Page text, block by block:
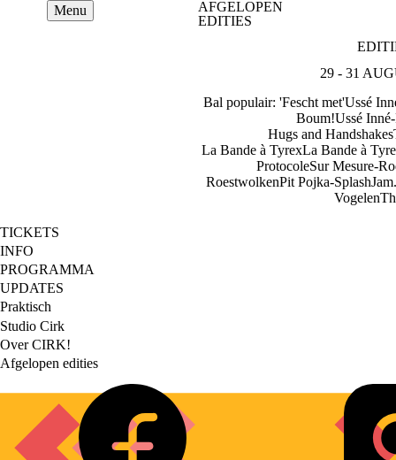
OverslaanMenu
AFGELOPEN
EDITIES
29 - 31
Bal populair: 'Fescht met'Ussé
Boum!Ussé Inné-
Hugs and Handshakes
La Bande à TyrexLa Bande à
ProtocoleSur Mesure-
RoestwolkenPit Pojka-Splash
Vogelen
Footer
main
TICKETS
INFO
PROGRAMMA
UPDATES
Footer
secondary
Praktisch
Studio Cirk
Over CIRK!
Afgelopen edities
Social
links